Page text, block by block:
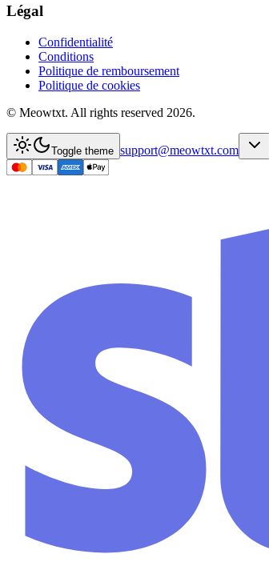
Légal
Confidentialité
Conditions
Politique de remboursement
Politique de cookies
© Meowtxt. All rights reserved 2026.
Toggle theme support@meowtxt.com